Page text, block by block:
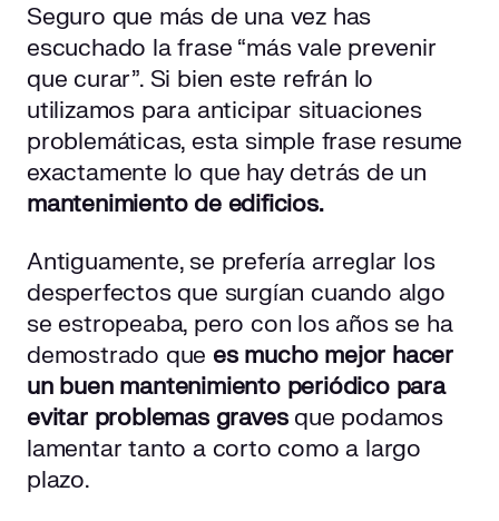
Tipos de mantenimiento de edificios
Mantenimiento rutinario
Mantenimiento preventivo
Mantenimiento correctivo
Mantenimiento predictivo
¿Qué es y por qué crear un plan de mantenimiento de
edificios?
¿Cómo crear un plan de mantenimiento de edificios?
La importancia de la coordinación interdepartamental en el
plan de mantenimiento de edificios
Seguro que más de una vez has
escuchado la frase “más vale prevenir
que curar”. Si bien este refrán lo
utilizamos para anticipar situaciones
problemáticas, esta simple frase resume
exactamente lo que hay detrás de un
mantenimiento de edificios.
Antiguamente, se prefería arreglar los
desperfectos que surgían cuando algo
se estropeaba, pero con los años se ha
demostrado que es mucho mejor hacer
un buen mantenimiento periódico para
evitar problemas graves que podamos
lamentar tanto a corto como a largo
plazo.